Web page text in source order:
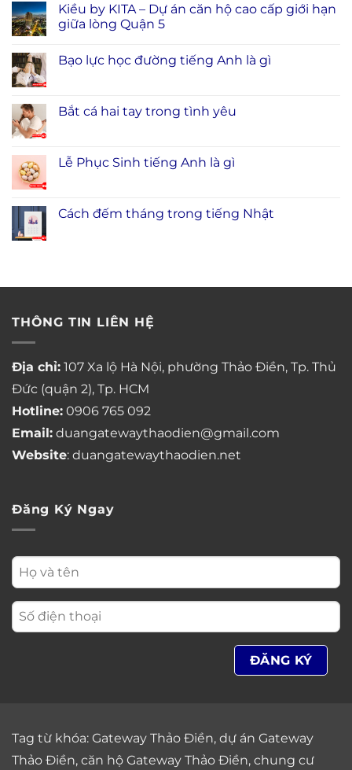
Kiều by KITA – Dự án căn hộ cao cấp giới hạn
giữa lòng Quận 5
Bạo lực học đường tiếng Anh là gì
Bắt cá hai tay trong tình yêu
Lễ Phục Sinh tiếng Anh là gì
Cách đếm tháng trong tiếng Nhật
THÔNG TIN LIÊN HỆ
Địa chỉ: 107 Xa lộ Hà Nội, phường Thảo Điền, Tp. Thủ
Đức (quận 2), Tp. HCM
Hotline: 0906 765 092
Email: duangatewaythaodien@gmail.com
Website: duangatewaythaodien.net
Đăng Ký Ngay
Tag từ khóa: Gateway Thảo Điền, dự án Gateway
Thảo Điền, căn hộ Gateway Thảo Điền, chung cư